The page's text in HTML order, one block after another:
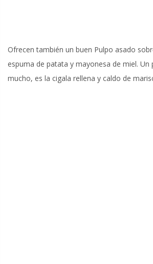
Ofrecen también un buen Pulpo asado
espuma de patata y mayonesa de miel.
mucho, es la cigala rellena y caldo de